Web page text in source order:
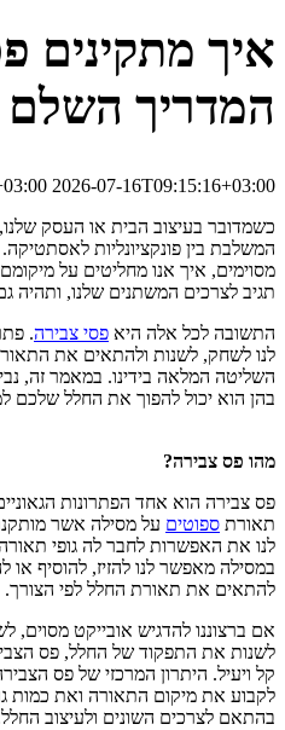
איך מתקינים
המדריך השלם
2026-07-16T09:15:16+03:00
כשמדובר בעיצוב הבית או העסק
המשלבת בין פונקציונליות
מסוימים, איך אנו מחליטים על
תגיב לצרכים המשתנים שלנו, ותהיה
התשובה לכל אלה היא פסי צבירה.
לנו לשחק, לשנות ולהתאים את
השליטה המלאה בידינו. במאמר זה,
בהן הוא יכול להפוך את החלל שלכם
מהו פס צבירה?
פס צבירה הוא אחד הפתרונות
תאורת ספוטים על מסילה אשר
לנו את האפשרות לחבר לה גופי
במסילה מאפשר לנו להזיז, להוסיף או
להתאים את תאורת החלל לפי הצורך.
אם ברצוננו להדגיש אובייקט מסוים,
לשנות את התפקוד של החלל, פס
קל ויעיל. היתרון המרכזי של פס
לקבוע את מיקום התאורה ואת כמות
בהתאם לצרכים השונים ולעיצוב